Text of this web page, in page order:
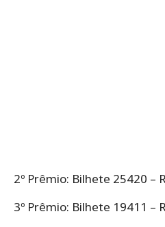
2º Prêmio: Bilhete 25420 –
3º Prêmio: Bilhete 19411 –